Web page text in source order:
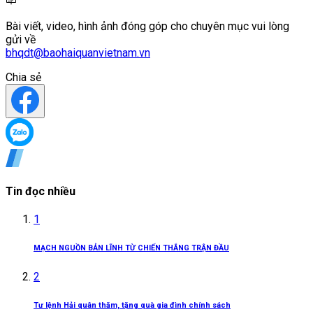
Bài viết, video, hình ảnh đóng góp cho chuyên mục vui lòng
gửi về
bhqdt@baohaiquanvietnam.vn
Chia sẻ
Tin đọc nhiều
1
MẠCH NGUỒN BẢN LĨNH TỪ CHIẾN THẮNG TRẬN ĐẦU
2
Tư lệnh Hải quân thăm, tặng quà gia đình chính sách